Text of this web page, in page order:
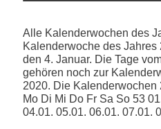
Alle Kalenderwochen des
Kalenderwoche des Jahres
den 4. Januar. Die Tage
gehören noch zur
2020. Die
Mo Di Mi Do Fr Sa So 53
04.01. 05.01. 06.01. 07.01.